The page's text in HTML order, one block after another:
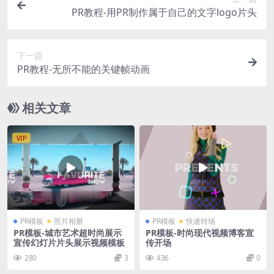
PR教程-用PR制作属于自己的文字logo片头
下一篇
PR教程-无所不能的关键帧动画
相关文章
VIP
PR模板 照片相册
PR模板-城市艺术超时尚展示
宣传幻灯片片头展示视频模板
280 3
PR模板 快速转场
PR模板-时尚现代视频博客宣
传开场
436 0